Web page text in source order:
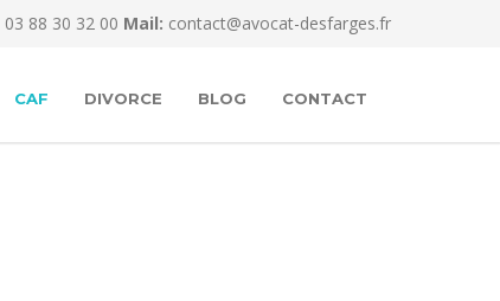
03 88 30 32 00 Mail: contact@avocat-desfarges.fr
CAF DIVORCE BLOG CONTACT